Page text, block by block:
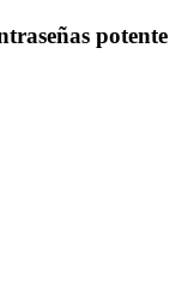
potente